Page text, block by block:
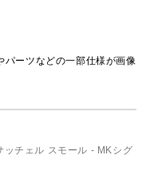
ーツなどの一部仕様が画像
ッチェル スモール - MKシグ